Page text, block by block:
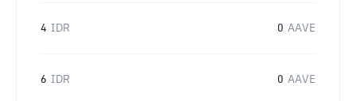
4 IDR 0 AAVE
6 IDR 0 AAVE